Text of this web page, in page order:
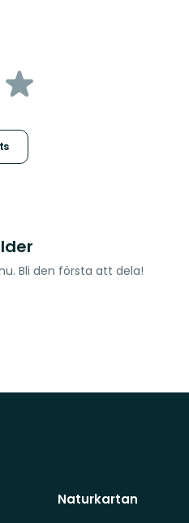
Bli den första att dela!
Naturkartan